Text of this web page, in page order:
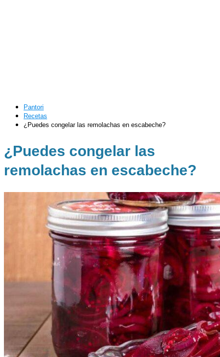
Pantori
Recetas
¿Puedes congelar las remolachas en escabeche?
¿Puedes congelar las
remolachas en escabeche?